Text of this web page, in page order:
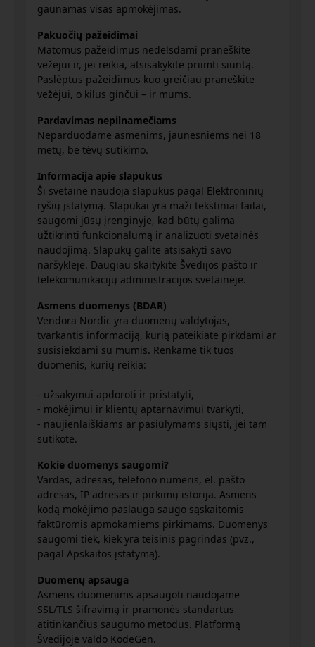
gaunamas visas apmokėjimas.
Pakuočių pažeidimai
Matomus pažeidimus nedelsdami praneškite
vežėjui ir, jei reikia, atsisakykite priimti siuntą.
Paslėptus pažeidimus kuo greičiau praneškite
vežėjui, o kilus ginčui – ir mums.
Pardavimas nepilnamečiams
Neparduodame asmenims, jaunesniems nei 18
metų, be tėvų sutikimo.
Informacija apie slapukus
Ši svetainė naudoja slapukus pagal Elektroninių
ryšių įstatymą. Slapukai yra maži tekstiniai failai,
saugomi jūsų įrenginyje, kad būtų galima
užtikrinti funkcionalumą ir analizuoti svetainės
naudojimą. Slapukų galite atsisakyti savo
naršyklėje. Daugiau skaitykite Švedijos pašto ir
telekomunikacijų administracijos svetainėje.
Asmens duomenys (BDAR)
Vendora Nordic yra duomenų valdytojas,
tvarkantis informaciją, kurią pateikiate pirkdami ar
susisiekdami su mumis. Renkame tik tuos
duomenis, kurių reikia:
- užsakymui apdoroti ir pristatyti,
- mokėjimui ir klientų aptarnavimui tvarkyti,
- naujienlaiškiams ar pasiūlymams siųsti, jei tam
sutikote.
Kokie duomenys saugomi?
Vardas, adresas, telefono numeris, el. pašto
adresas, IP adresas ir pirkimų istorija. Asmens
kodą mokėjimo paslauga saugo sąskaitomis
faktūromis apmokamiems pirkimams. Duomenys
saugomi tiek, kiek yra teisinis pagrindas (pvz.,
pagal Apskaitos įstatymą).
Duomenų apsauga
Asmens duomenims apsaugoti naudojame
SSL/TLS šifravimą ir pramonės standartus
atitinkančius saugumo metodus. Platformą
Švedijoje valdo KodeGen.